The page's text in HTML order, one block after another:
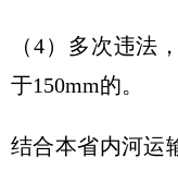
（4）多次违法
于150mm的。
结合本省内河运